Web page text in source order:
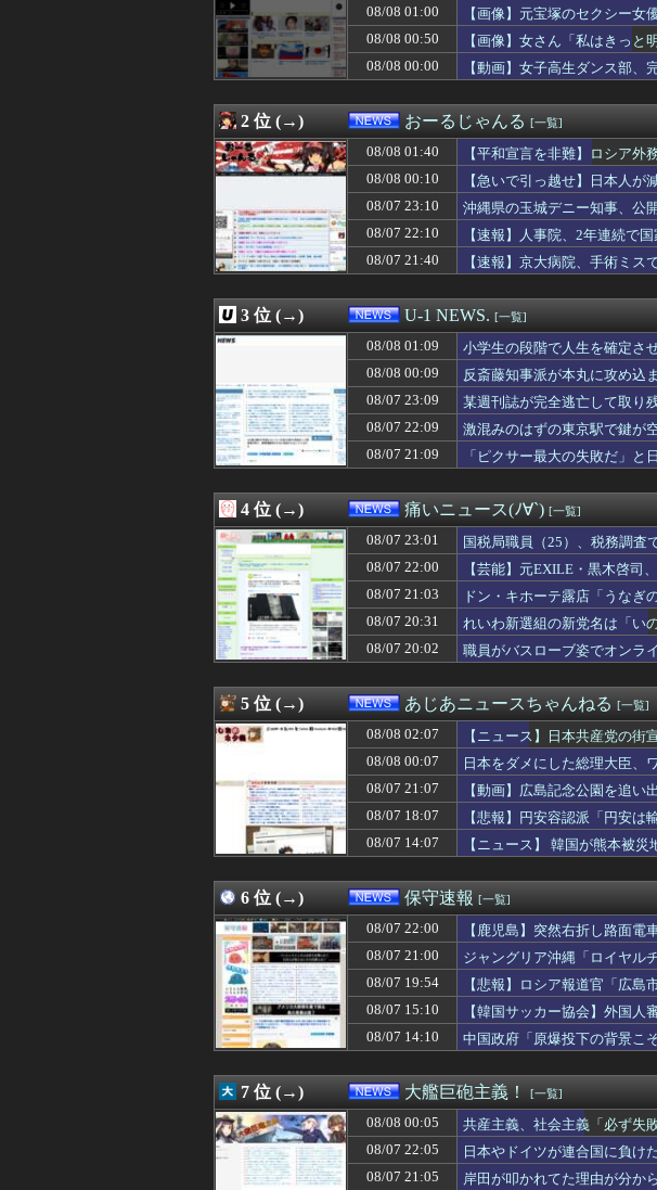
08/08 01:00
【画像】元宝塚のセクシー女優さん、AKB
08/08 00:55
お盆の帰省は、妻が「新幹線のほうが楽」
08/08 00:50
【画像】女さん「私はきっと明日も太って
08/08 00:31
【動画】移民受け入れ派のパヨおば、自分
08/08 00:12
【悲報】リュウジ氏、冷やし中華を完全否
08/08 00:10
【急いで引っ越せ】日本人が減り｢外国人
08/08 00:09
反斎藤知事派が本丸に攻め込まれる窮地に
08/08 00:07
日本をダメにした総理大臣、ワースト１位
共産主義、社会主義「必ず失敗します」資
【生成AI漫画】新ヒロイン「銭子」追加記
08/08 00:03
税務署員1億円超脱税疑い 詐取金で競艇か
08/08 00:00
妊娠のフィリピン人技能実習生に帰国迫る
08/08 00:00
【動画】女子高生ダンス部、完成度が高
08/08 00:00
高市首相、秋の内閣改造で目論む「麻生支
08/08 00:00
【イオンモール熊本爆発】なぜ再入館でき
08/08 00:00
元原爆資料館館長「もし可能なら修学旅行
毛沢東、党内の「自己批判」を密告合戦に
08/07 23:59
首相官邸、高市首相の感動的なBGMをつけ
08/07 23:56
韓国サッカーのイメージが墜落
08/07 23:55
朝鮮日報 幻となった「女性天皇」 [8/7]
08/07 23:54
社会人「ニートはいいなぁ」ニート「それ
08/07 23:51
マジで金無いからどっかから借金して踏み
08/07 23:50
長い、太い、下がってるまゆ毛はNG、8割
08/07 23:49
不動産屋立ち上げたけど質問ある？
08/07 23:47
徴集兵の20％は女性、イザベラ王女の姿も
08/07 23:45
早稲田政経卒32歳だけど仕事ない、てかバ
08/07 23:41
就活面接官「全国転勤あるけど平気？」 就
08/07 23:40
中国、SNSで「スシロータワー」が大流行
08/07 23:33
彼女に結婚するって言われた
08/07 23:33
【悲報】Jリーグさん、誰も観ないｗｗｗ
08/07 23:33
【画像】高市早苗、殺されることに怯え始
08/07 23:30
【悲報】クリエイター尊重を掲げた人気
08/07 23:29
中国の海警局と海軍の船が衝突2人死亡 南
08/07 23:13
Amazonでモンスターエナジーが安いぞ(´・ω
【悲報】ケンコバがコロナの特殊すぎる後
【悲報】テレ朝「れいわ、新党移行に伴い
08/07 23:10
沖縄県の玉城デニー知事、公開に疑問を呈
08/07 23:09
某週刊誌が完全逃亡して取り残された中道
08/07 23:08
【悲報】ショートスリーパー堀大輔さん、
08/07 23:03
【衝撃】小池百合子知事、東京駅近くに「
08/07 23:01
国税局職員（25）、税務調査で知り合った
08/07 23:00
【悲報】みい山作者「居酒屋行くよりホス
08/07 23:00
パヨク「日本が大嫌い 日本人の思考・性
08/07 23:00
夫さん、電車内で妊婦さんらしき人に席を
08/07 23:00
【悲報】NISA口座2052万のうち「約4割が
08/07 23:00
【熊本地震】避難者の食生活、改善急務＝
08/07 23:00
【IT/ネット】中国企業Zbtlink製ルーター20
08/07 22:55
GACKT、戦国時代のトイレ事情に驚き「
08/07 22:50
【画像】韓国人「日本人の間で『女が破滅
08/07 22:33
【悲報】倉持由香、息子の「自閉スペクト
08/07 22:33
「盗人たけだけしい」中国国防省が防衛白
08/07 22:33
中国の海警局と海軍の船が衝突2人死亡 南
08/07 22:29
ひろゆき氏の妻・西村ゆか氏、新党結成巡
08/07 22:16
【速報】サウジ パキスタン トルコ３カ国
08/07 22:13
東大調査「外国人受け入れ反対」大幅増（
08/08 01:00
【画像】元宝塚のセクシー女
08/08 00:50
【画像】女さん「私はきっ
08/08 00:00
【動画】女子高生ダンス部
2 位 (→) おーるじゃんる [一覧]
08/08 01:40
【平和宣言を非難】ロシア外
08/08 00:10
【急いで引っ越せ】日本人
08/07 23:10
沖縄県の玉城デニー知事、公
た」とよくわからない説明
08/07 22:10
【速報】人事院、2年連続で
08/07 21:40
【速報】京大病院、手術ミス
3 位 (→) U-1 NEWS. [一覧]
08/08 01:09
小学生の段階で人生を確定さ
08/08 00:09
反斎藤知事派が本丸に攻め込
08/07 23:09
某週刊誌が完全逃亡して取り
呆れる人が続出
08/07 22:09
激混みのはずの東京駅で鍵が
08/07 21:09
「ピクサー最大の失敗だ」
4 位 (→) 痛いニュース(ﾉ∀`) [一覧]
08/07 23:01
国税局職員（25）、税務調査
08/07 22:00
【芸能】元EXILE・黒木啓
損傷の怪我
08/07 21:03
ドン・キホーテ露店「うな
08/07 20:31
れいわ新選組の新党名は「
08/07 20:02
職員がバスローブ姿でオンラ
5 位 (→) あじあニュースちゃんねる [一覧]
08/08 02:07
【ニュース】日本共産党の街
08/08 00:07
日本をダメにした総理大臣、
08/07 21:07
【動画】広島記念公園を追
08/07 18:07
【悲報】円安容認派「円安
08/07 14:07
【ニュース】 韓国が熊本被
6 位 (→) 保守速報 [一覧]
08/07 22:00
【鹿児島】突然右折し路面
08/07 21:00
ジャングリア沖縄「ロイヤル
08/07 19:54
【悲報】ロシア報道官「広
主張
08/07 15:10
【韓国サッカー協会】外国
08/07 14:10
中国政府「原爆投下の背景こ
7 位 (→) 大艦巨砲主義！ [一覧]
08/08 00:05
共産主義、社会主義「必ず失
08/07 22:05
日本やドイツが連合国に負け
08/07 21:05
岸田が叩かれてた理由が分か